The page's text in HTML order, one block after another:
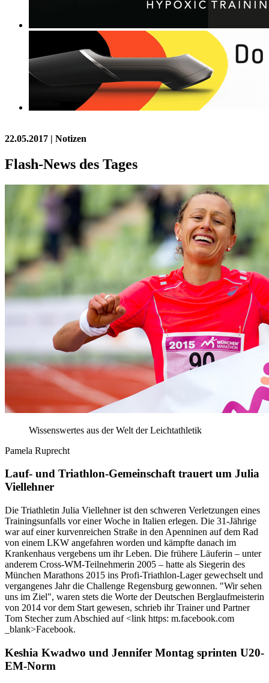
22.05.2017 | Notizen
Flash-News des Tages
Wissenswertes aus der Welt der Leichtathletik
Pamela Ruprecht
Lauf- und Triathlon-Gemeinschaft trauert um Julia
Viellehner
Die Triathletin Julia Viellehner ist den schweren Verletzungen eines
Trainingsunfalls vor einer Woche in Italien erlegen. Die 31-Jährige
war auf einer kurvenreichen Straße in den Apenninen auf dem Rad
von einem LKW angefahren worden und kämpfte danach im
Krankenhaus vergebens um ihr Leben. Die frühere Läuferin – unter
anderem Cross-WM-Teilnehmerin 2005 – hatte als Siegerin des
München Marathons 2015 ins Profi-Triathlon-Lager gewechselt und
vergangenes Jahr die Challenge Regensburg gewonnen. "Wir sehen
uns im Ziel", waren stets die Worte der Deutschen Berglaufmeisterin
von 2014 vor dem Start gewesen, schrieb ihr Trainer und Partner
Tom Stecher zum Abschied auf <link https: m.facebook.com
_blank>Facebook.
Keshia Kwadwo und Jennifer Montag sprinten U20-
EM-Norm